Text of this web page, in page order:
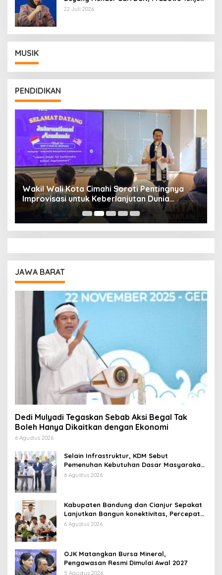
Wamentan Sudaryono
22 Juli 2026
MUSIK
PENDIDIKAN
Wakil Wali Kota Cimahi Soroti Pentingnya
Improvisasi untuk Keberlanjutan Dunia
Pendidikan
JAWA BARAT
Dedi Mulyadi Tegaskan Sebab Aksi Begal Tak
Boleh Hanya Dikaitkan dengan Ekonomi
6 Agustus 2026
Selain Infrastruktur, KDM Sebut
Pemenuhan Kebutuhan Dasar Masyarakat
Jadi Fokus APBD Jabar 2027
6 Agustus 2026
Kabupaten Bandung dan Cianjur Sepakat
Lanjutkan Bangun konektivitas, Percepat
Pertumbuhan Ekonomi Daerah
6 Agustus 2026
OJK Matangkan Bursa Mineral,
Pengawasan Resmi Dimulai Awal 2027
5 Agustus 2026